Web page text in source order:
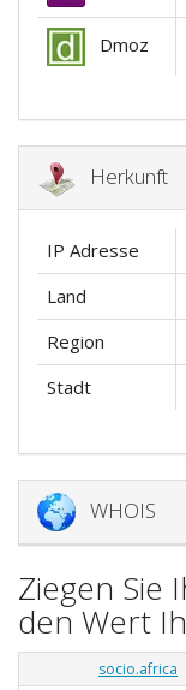
Dmoz
Herkunft
IP Adresse
Land
Region
Stadt
WHOIS
Ziegen Sie
den Wert
socio.africa